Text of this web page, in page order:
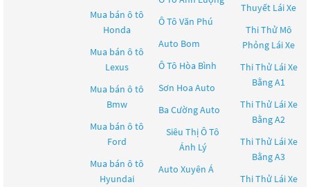
Mua bán ô tô
Honda
Mua bán ô tô
Lexus
Mua bán ô tô
Bmw
Mua bán ô tô
Ford
Mua bán ô tô
Hyundai
Ô Tô Văn Phú
Auto Bom
Ô Tô Hòa Bình
Sơn Hoa Auto
Ba Cường Auto
Siêu Thị Ô Tô
Ánh Lý
Auto Xuyên Á
Thuyết Lái Xe
Thi Thử Mô
Phỏng Lái Xe
Thi Thử Lái Xe
Bằng A1
Thi Thử Lái Xe
Bằng A2
Thi Thử Lái Xe
Bằng A3
Thi Thử Lái Xe